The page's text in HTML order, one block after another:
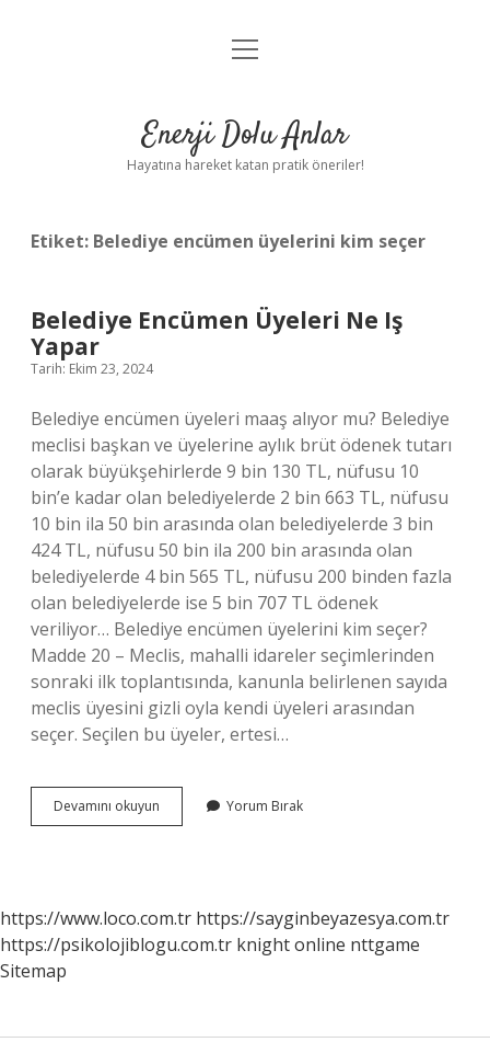
Anasayfa
Yasal Uyarı
menüyü
Enerji Dolu Anlar
Hayatına hareket katan pratik öneriler!
Etiket: Belediye encümen üyelerini kim seçer
Belediye Encümen Üyeleri Ne Iş
Yapar
Tarih: Ekim 23, 2024
Belediye encümen üyeleri maaş alıyor mu? Belediye
meclisi başkan ve üyelerine aylık brüt ödenek tutarı
olarak büyükşehirlerde 9 bin 130 TL, nüfusu 10
bin’e kadar olan belediyelerde 2 bin 663 TL, nüfusu
10 bin ila 50 bin arasında olan belediyelerde 3 bin
424 TL, nüfusu 50 bin ila 200 bin arasında olan
belediyelerde 4 bin 565 TL, nüfusu 200 binden fazla
olan belediyelerde ise 5 bin 707 TL ödenek
veriliyor… Belediye encümen üyelerini kim seçer?
Madde 20 – Meclis, mahalli idareler seçimlerinden
sonraki ilk toplantısında, kanunla belirlenen sayıda
meclis üyesini gizli oyla kendi üyeleri arasından
seçer. Seçilen bu üyeler, ertesi…
Devamını okuyun Belediye
Encümen
Yorum Bırak
https://www.loco.com.tr https://sayginbeyazesya.com.tr
https://psikolojiblogu.com.tr knight online nttgame
Sitemap